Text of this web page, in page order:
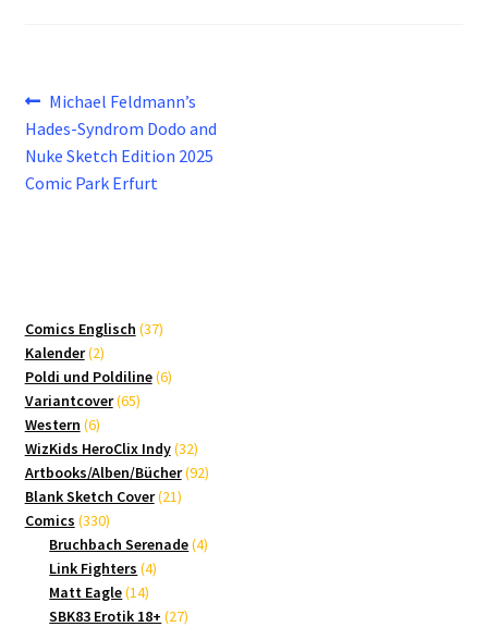
Beitragsnavigation
Vorheriger
Beitrag:
Michael Feldmann’s
Hades-Syndrom Dodo and
Nuke Sketch Edition 2025
Comic Park Erfurt
Comics Englisch 3737
Kalender 22
Produkte
Poldi und Poldiline 66
Variantcover 6565
Western 66
Produkte
WizKids HeroClix Indy 3232
Produkte
Artbooks/Alben/Bücher 9292
Blank Sketch Cover 2121
Comics 330330
Produkte
Bruchbach Serenade 44
Link Fighters 44
Matt Eagle 1414
Produkte
SBK83 Erotik 18+ 2727